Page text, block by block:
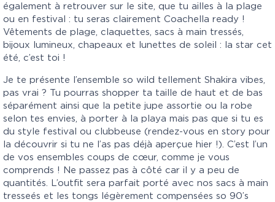
également à retrouver sur le site, que tu ailles à la plage
ou en festival : tu seras clairement Coachella ready !
Vêtements de plage, claquettes, sacs à main tressés,
bijoux lumineux, chapeaux et lunettes de soleil : la star cet
été, c’est toi !
Je te présente l’ensemble so wild tellement Shakira vibes,
pas vrai ? Tu pourras shopper ta taille de haut et de bas
séparément ainsi que la petite jupe assortie ou la robe
selon tes envies, à porter à la playa mais pas que si tu es
du style festival ou clubbeuse (rendez-vous en story pour
la découvrir si tu ne l’as pas déjà aperçue hier !). C’est l’un
de vos ensembles coups de cœur, comme je vous
comprends ! Ne passez pas à côté car il y a peu de
quantités. L’outfit sera parfait porté avec nos sacs à main
tresseés et les tongs légèrement compensées so 90’s